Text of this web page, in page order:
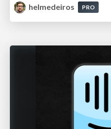
helmedeiros
PRO